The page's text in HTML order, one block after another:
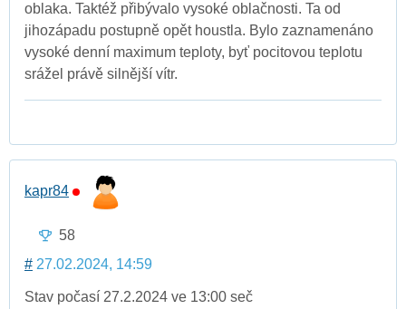
oblaka. Taktéž přibývalo vysoké oblačnosti. Ta od
jihozápadu postupně opět houstla. Bylo zaznamenáno
vysoké denní maximum teploty, byť pocitovou teplotu
srážel právě silnější vítr.
kapr84
58
# 27.02.2024, 14:59
Stav počasí 27.2.2024 ve 13:00 seč